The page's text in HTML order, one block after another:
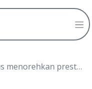
Escalades Speranza SMAK 5 Penabur!✨🎭